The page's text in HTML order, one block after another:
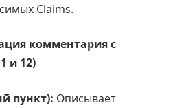
Claims.
комментария с
и 12)
пункт): Описывает